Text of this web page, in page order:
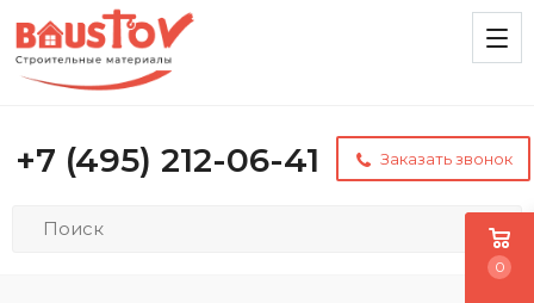
+7 (495) 212-06-41 Заказать звонок
0